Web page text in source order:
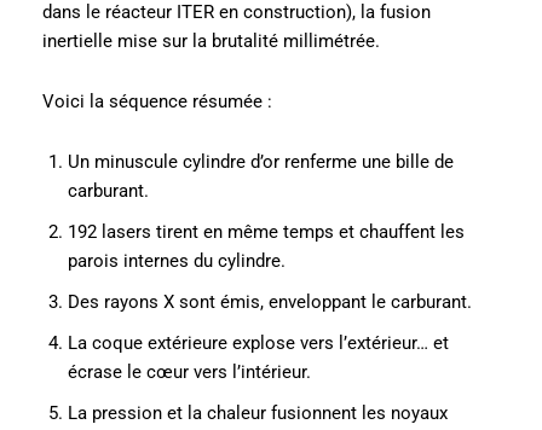
dans le réacteur ITER en construction), la fusion
inertielle mise sur la brutalité millimétrée.
Voici la séquence résumée :
Un minuscule cylindre d’or renferme une bille de
carburant.
192 lasers tirent en même temps et chauffent les
parois internes du cylindre.
Des rayons X sont émis, enveloppant le carburant.
La coque extérieure explose vers l’extérieur… et
écrase le cœur vers l’intérieur.
La pression et la chaleur fusionnent les noyaux